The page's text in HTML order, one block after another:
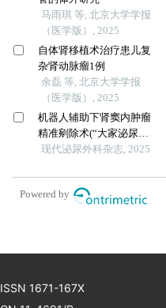
马雨琪 等, 北京大学学报
（医学版）, 2025
自体肾移植术治疗患儿复
杂肾动脉瘤1例
余磊 等, 北京大学学报
（医学版）, 2025
机器人辅助下肾窦内肿瘤
精准剜除术(“大家泌尿
网”观看手术视频)
现代泌尿外科杂志, 2025
Powered by
ISSN 1671-167X